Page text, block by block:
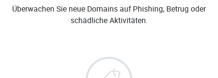
Überwachen Sie neue Domains auf Phishing, Betrug oder
schädliche Aktivitäten.